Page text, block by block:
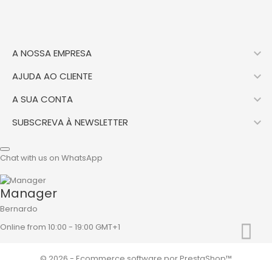
A NOSSA EMPRESA 
AJUDA AO CLIENTE 
A SUA CONTA 
SUBSCREVA À NEWSLETTER 
Chat with us on WhatsApp
Manager
Bernardo
Online from 10:00 - 19:00 GMT+1